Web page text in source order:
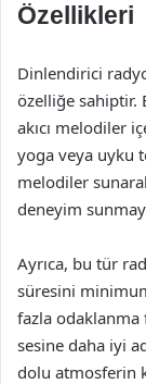
Özellikleri
Dinlendirici
özelliğe sahiptir.
akıcı melodiler
yoga veya uyku
melodiler
deneyim
Ayrıca, bu tür
süresini
fazla odaklanma
sesine daha iyi
dolu atmosferin